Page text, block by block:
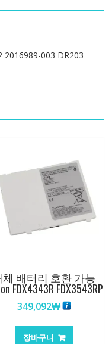
2016989-003 DR203
체 배터리 호환 가능
FDX4343R FDX3543RP
349,092₩
장바구니